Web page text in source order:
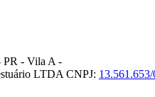
PR - Vila A -
LTDA CNPJ: 13.561.653/